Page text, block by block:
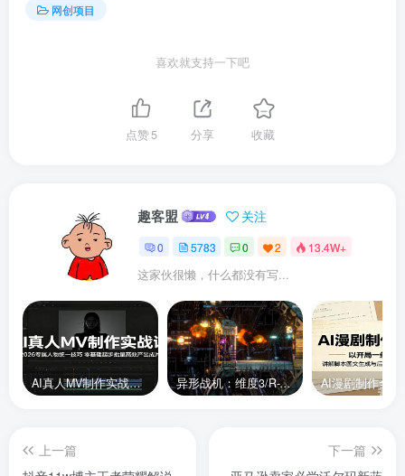
网创项目
喜欢就支持一下吧
点赞5 分享 收藏
趣客盟 关注
0 5783 0 2 13.4W+
这家伙很懒，什么都没有写...
AI真人MV制作实战课：2026专属人物统一技巧，零基础起步批量高效产出成片 异形战机：维度3/R-Type Dimensions III
上一篇
下一篇